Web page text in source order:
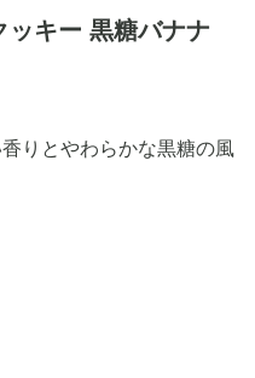
ッキー 黒糖バナナ
りとやわらかな黒糖の風